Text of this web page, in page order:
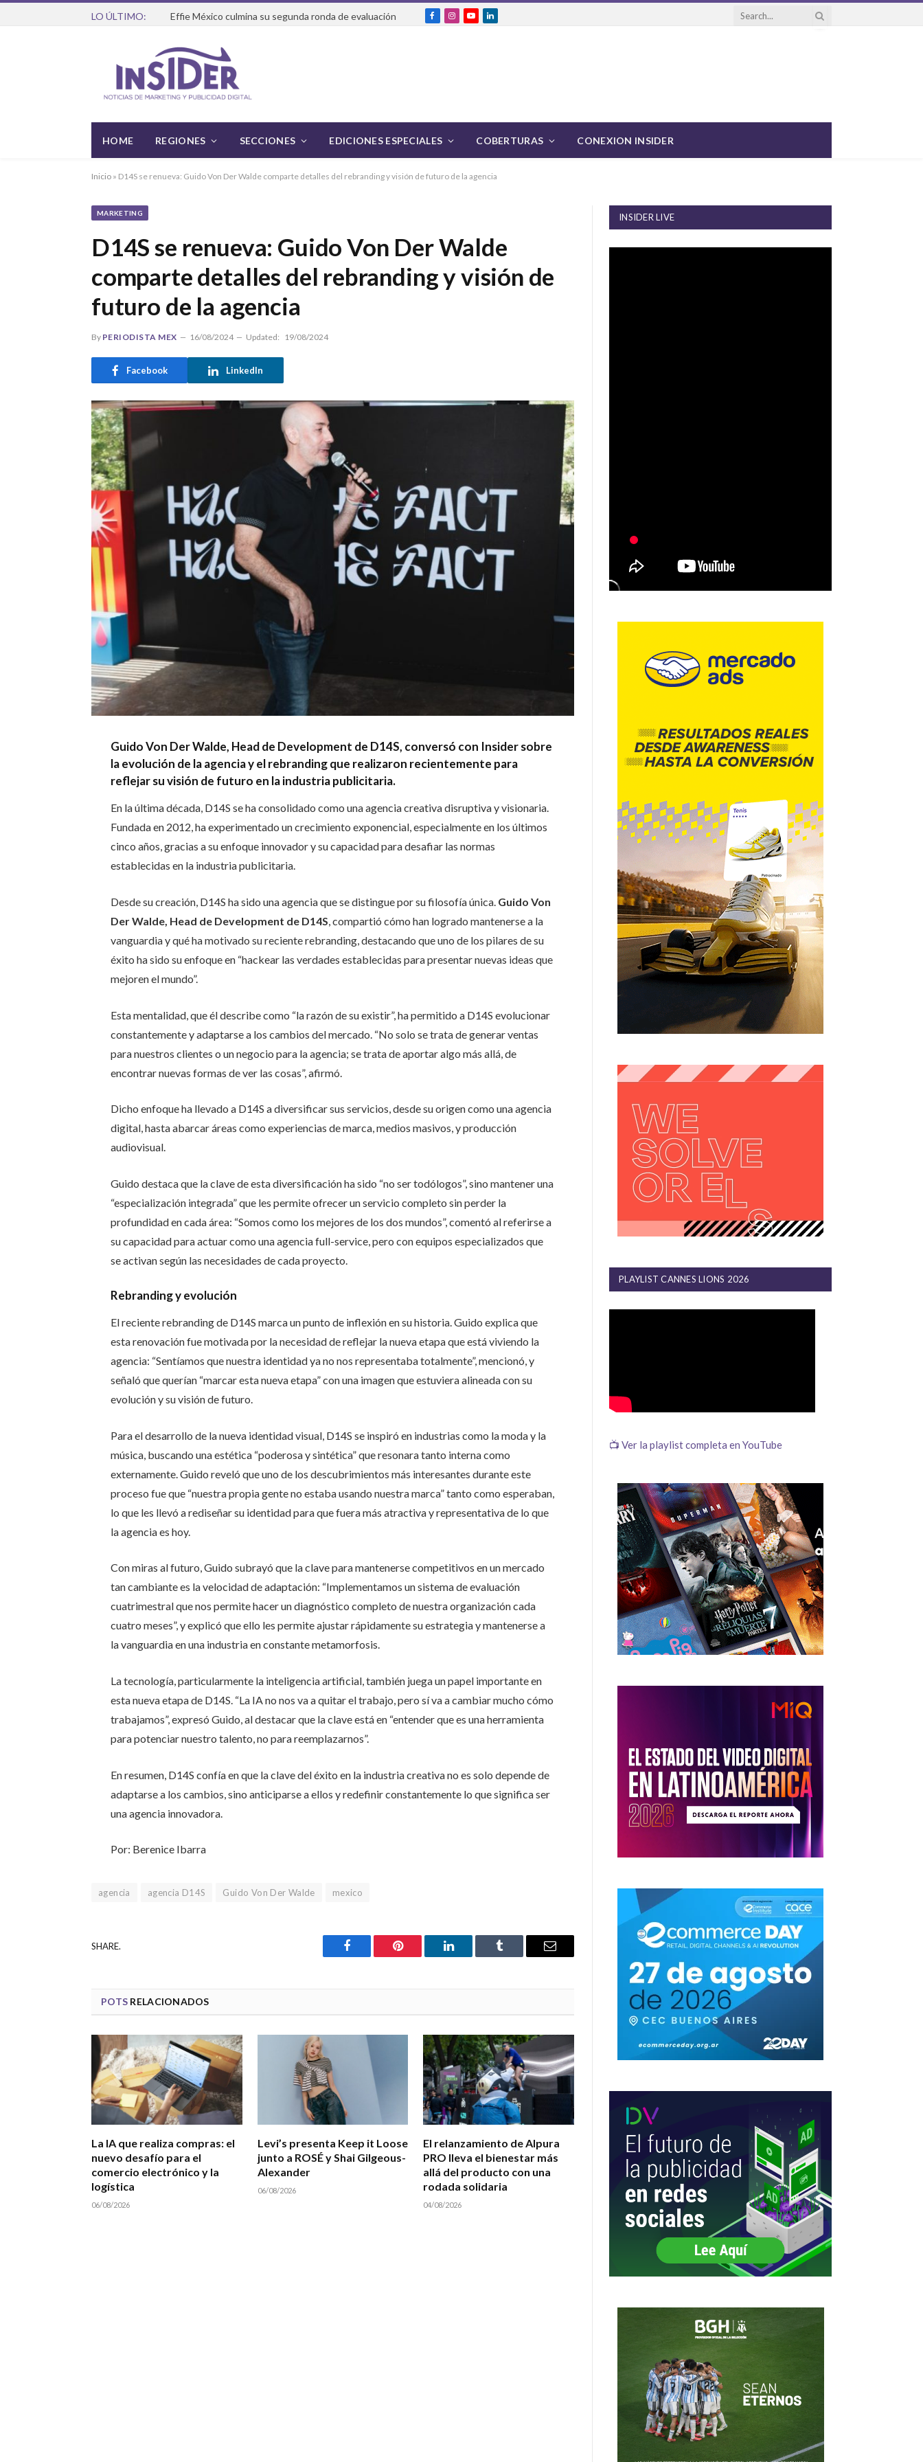
LO ÚLTIMO: Effie México culmina su segunda ronda de evaluación
FacebookInstagram
YouTubeLinkedIn
HOME REGIONES SECCIONES EDICIONES ESPECIALES COBERTURAS CONEXION INSIDER
Inicio » D14S se renueva: Guido Von Der Walde comparte detalles del rebranding y visión de futuro de la agencia
MARKETING
D14S se renueva: Guido Von Der Walde
comparte detalles del rebranding y visión de
futuro de la agencia
By PERIODISTA MEX 16/08/2024 Updated: 19/08/2024
Facebook LinkedIn
Guido Von Der Walde, Head de Development de D14S, conversó con Insider sobre
la evolución de la agencia y el rebranding que realizaron recientemente para
reflejar su visión de futuro en la industria publicitaria.
En la última década, D14S se ha consolidado como una agencia creativa disruptiva y visionaria.
Fundada en 2012, ha experimentado un crecimiento exponencial, especialmente en los últimos
cinco años, gracias a su enfoque innovador y su capacidad para desafiar las normas
establecidas en la industria publicitaria.
Desde su creación, D14S ha sido una agencia que se distingue por su filosofía única. Guido Von
Der Walde, Head de Development de D14S, compartió cómo han logrado mantenerse a la
vanguardia y qué ha motivado su reciente rebranding, destacando que uno de los pilares de su
éxito ha sido su enfoque en “hackear las verdades establecidas para presentar nuevas ideas que
mejoren el mundo”.
Esta mentalidad, que él describe como “la razón de su existir”, ha permitido a D14S evolucionar
constantemente y adaptarse a los cambios del mercado. “No solo se trata de generar ventas
para nuestros clientes o un negocio para la agencia; se trata de aportar algo más allá, de
encontrar nuevas formas de ver las cosas”, afirmó.
Dicho enfoque ha llevado a D14S a diversificar sus servicios, desde su origen como una agencia
digital, hasta abarcar áreas como experiencias de marca, medios masivos, y producción
audiovisual.
Guido destaca que la clave de esta diversificación ha sido “no ser todólogos”, sino mantener una
“especialización integrada” que les permite ofrecer un servicio completo sin perder la
profundidad en cada área: “Somos como los mejores de los dos mundos”, comentó al referirse a
su capacidad para actuar como una agencia full-service, pero con equipos especializados que
se activan según las necesidades de cada proyecto.
Rebranding y evolución
El reciente rebranding de D14S marca un punto de inflexión en su historia. Guido explica que
esta renovación fue motivada por la necesidad de reflejar la nueva etapa que está viviendo la
agencia: “Sentíamos que nuestra identidad ya no nos representaba totalmente”, mencionó, y
señaló que querían “marcar esta nueva etapa” con una imagen que estuviera alineada con su
evolución y su visión de futuro.
Para el desarrollo de la nueva identidad visual, D14S se inspiró en industrias como la moda y la
música, buscando una estética “poderosa y sintética” que resonara tanto interna como
externamente. Guido reveló que uno de los descubrimientos más interesantes durante este
proceso fue que “nuestra propia gente no estaba usando nuestra marca” tanto como esperaban,
lo que les llevó a rediseñar su identidad para que fuera más atractiva y representativa de lo que
la agencia es hoy.
Con miras al futuro, Guido subrayó que la clave para mantenerse competitivos en un mercado
tan cambiante es la velocidad de adaptación: “Implementamos un sistema de evaluación
cuatrimestral que nos permite hacer un diagnóstico completo de nuestra organización cada
cuatro meses”, y explicó que ello les permite ajustar rápidamente su estrategia y mantenerse a
la vanguardia en una industria en constante metamorfosis.
La tecnología, particularmente la inteligencia artificial, también juega un papel importante en
esta nueva etapa de D14S. “La IA no nos va a quitar el trabajo, pero sí va a cambiar mucho cómo
trabajamos”, expresó Guido, al destacar que la clave está en “entender que es una herramienta
para potenciar nuestro talento, no para reemplazarnos”.
En resumen, D14S confía en que la clave del éxito en la industria creativa no es solo depende de
adaptarse a los cambios, sino anticiparse a ellos y redefinir constantemente lo que significa ser
una agencia innovadora.
Por: Berenice Ibarra
agencia agencia D14S Guido Von Der Walde mexico
SHARE.
Facebook Pinterest LinkedIn Tumblr Email
POTS RELACIONADOS
La IA que realiza compras: el
nuevo desafío para el
comercio electrónico y la
logística
06/08/2026
Levi’s presenta Keep it Loose
junto a ROSÉ y Shai Gilgeous-
Alexander
06/08/2026
El relanzamiento de Alpura
PRO lleva el bienestar más
allá del producto con una
rodada solidaria
04/08/2026
INSIDER LIVE
PLAYLIST CANNES LIONS 2026
📺 Ver la playlist completa en YouTube